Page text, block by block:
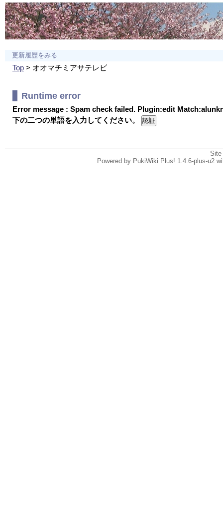
更新履歴をみる
Top> オオマチミアサテレビ
Runtime error
Error message : Spam check failed. Plugin:edit
下の二つの単語を入力してください。
Powered by PukiWiki Plus! 1.4.6-plus-u2